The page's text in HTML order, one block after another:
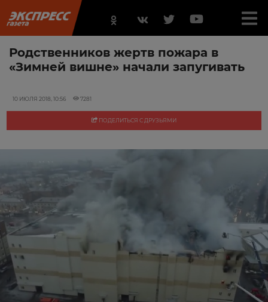
Родственников жертв пожара в
«Зимней вишне» начали запугивать
10 ИЮЛЯ 2018, 10:56 7281
ПОДЕЛИТЬСЯ С ДРУЗЬЯМИ